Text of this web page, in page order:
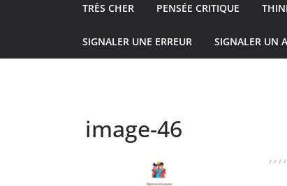
TRÈS CHER PENSÉE CRITIQUE
SIGNALER UNE ERREUR SIGNALER UN
image-46